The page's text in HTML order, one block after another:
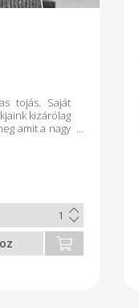
tojás. Saját
kizárólag
amit a nagy